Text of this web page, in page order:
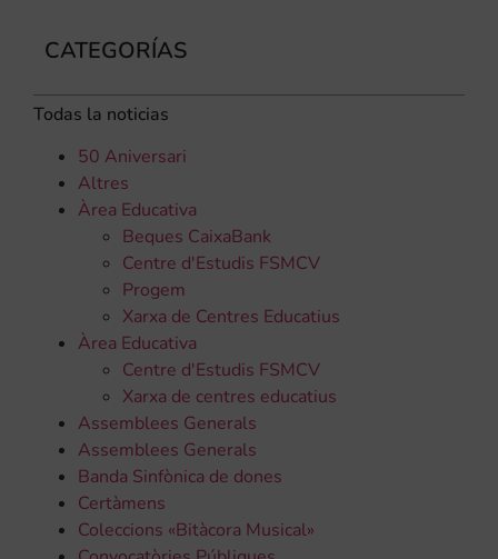
CATEGORÍAS
Todas la noticias
50 Aniversari
Altres
Àrea Educativa
Beques CaixaBank
Centre d'Estudis FSMCV
Progem
Xarxa de Centres Educatius
Àrea Educativa
Centre d'Estudis FSMCV
Xarxa de centres educatius
Assemblees Generals
Assemblees Generals
Banda Sinfònica de dones
Certàmens
Coleccions «Bitàcora Musical»